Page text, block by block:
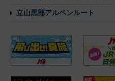
立山黒部アルペンルート